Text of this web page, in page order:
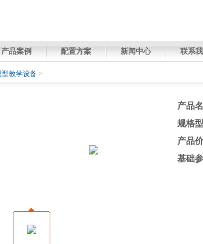
产品案例 配置方案 新闻中心 联系
型教学设备 >
产品
规格
产品
基础